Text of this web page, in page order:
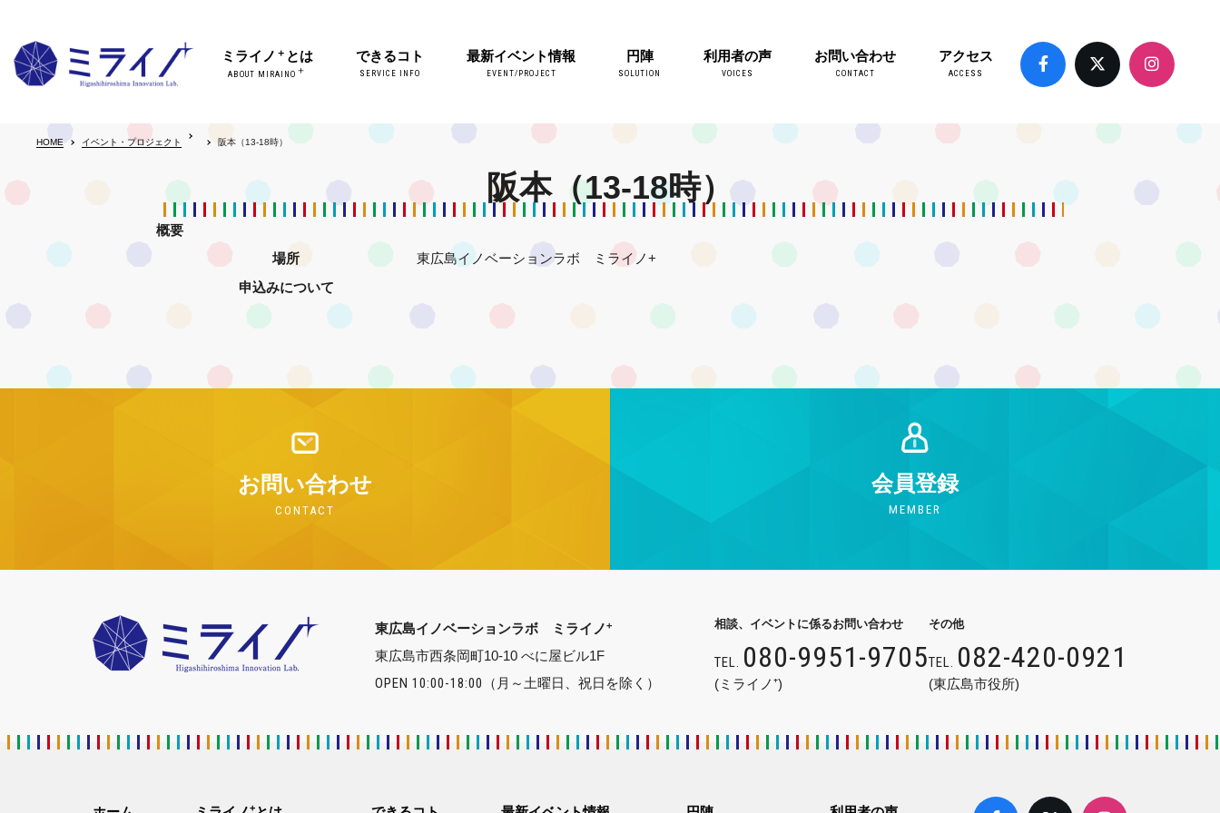
ミライノ ＋ とは
ABOUT MIRAINO ＋
できるコト
SERVICE INFO
最新イベント情報
EVENT/PROJECT
円陣
SOLUTION
利用者の声
VOICES
お問い合わせ
CONTACT
アクセス
ACCESS
HOME イベント・プロジェクト 阪本（13-18時）
阪本（13-18時）
概要
場所
東広島イノベーションラボ ミライノ+
申込みについて
お問い合わせ
CONTACT
会員登録
MEMBER
東広島イノベーションラボ ミライノ+
東広島市西条岡町10-10 べに屋ビル1F
OPEN 10:00-18:00 （月～土曜日、祝日を除く）
相談、イベントに係るお問い合わせ
TEL. 080-9951-9705
(ミライノ⁺)
その他
TEL. 082-420-0921
(東広島市役所)
+